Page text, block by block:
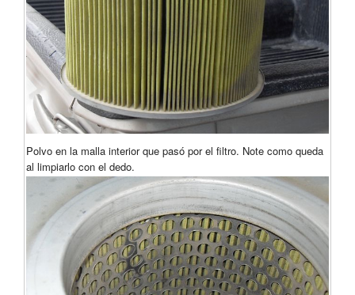
Polvo en la malla interior que pasó por el filtro. Note como queda
al limpiarlo con el dedo.